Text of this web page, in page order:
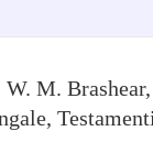
M. Brashear,